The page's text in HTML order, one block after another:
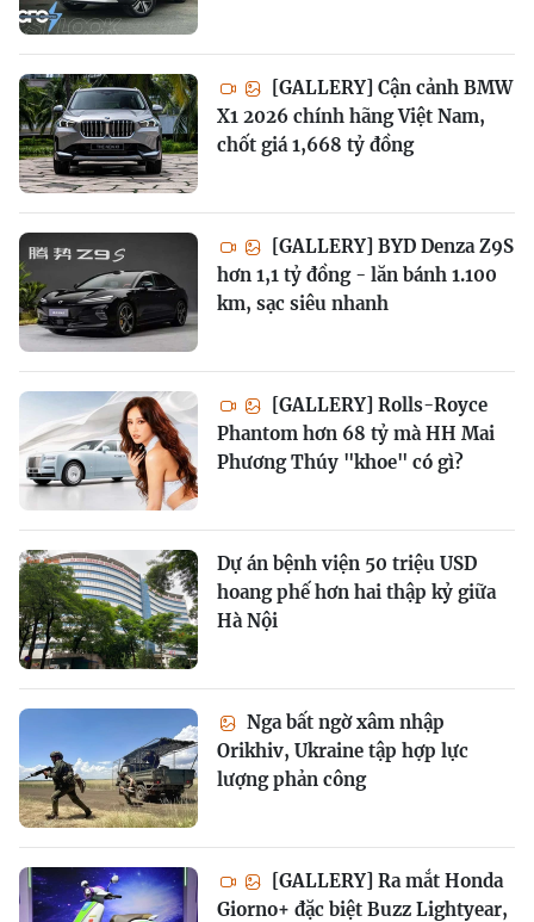
[GALLERY] Cận cảnh BMW
X1 2026 chính hãng Việt Nam,
chốt giá 1,668 tỷ đồng
[GALLERY] BYD Denza Z9S
hơn 1,1 tỷ đồng - lăn bánh 1.100
km, sạc siêu nhanh
[GALLERY] Rolls-Royce
Phantom hơn 68 tỷ mà HH Mai
Phương Thúy "khoe" có gì?
Dự án bệnh viện 50 triệu USD
hoang phế hơn hai thập kỷ giữa
Hà Nội
Nga bất ngờ xâm nhập
Orikhiv, Ukraine tập hợp lực
lượng phản công
[GALLERY] Ra mắt Honda
Giorno+ đặc biệt Buzz Lightyear,